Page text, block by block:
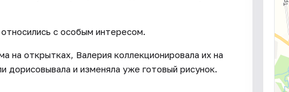
с особым интересом.
на открытках, Валерия коллекционировала их на
дорисовывала и изменяла уже готовый рисунок.